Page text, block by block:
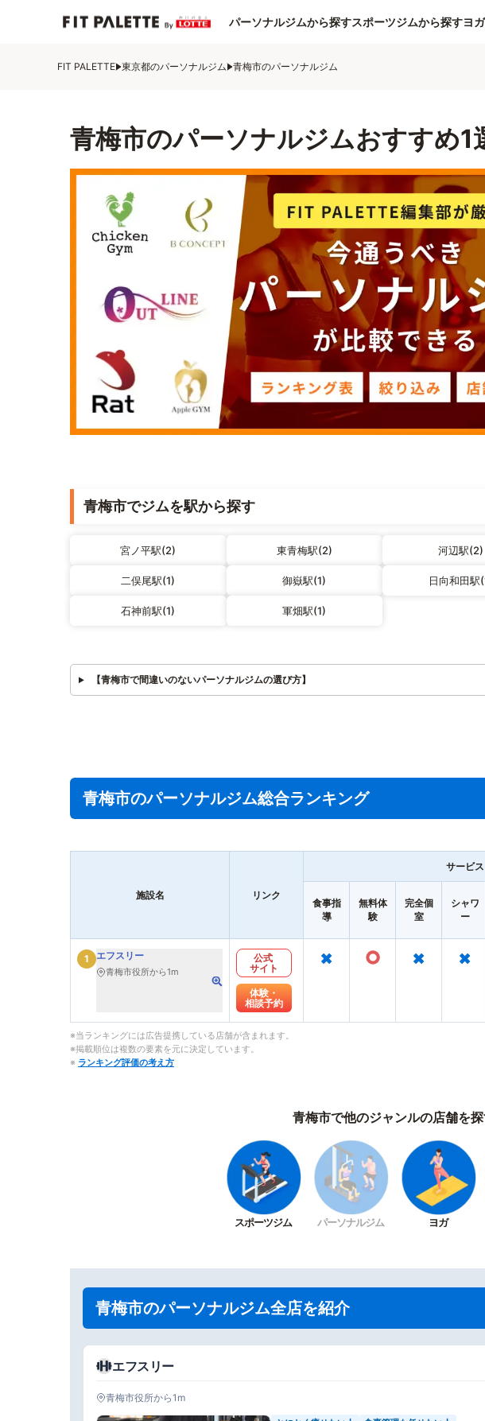
パーソナルジムから探すスポーツジムから探すヨ
FIT PALETTE 東京都のパーソナルジム 青梅市のパーソナルジム
青梅市のパーソナルジムおすすめ1
青梅市でジムを駅から探す
宮ノ平駅(2) 東青梅駅(2) 河辺駅(2)
二俣尾駅(1) 御嶽駅(1) 日向和田駅
石神前駅(1) 軍畑駅(1)
【青梅市で間違いのないパーソナルジムの選び方】
青梅市のパーソナルジム総合ランキング
施設名 リンク
サービス
食事指
導
無料体
験
完全個
室
シャワ
ー
1 エフスリー
青梅市役所から1m
公式
サイト
体験・
相談予約
× ○ × ×
※当ランキングには広告提携している店舗が含まれます。
※掲載順位は複数の要素を元に決定しています。
※ ランキング評価の考え方
青梅市で他のジャンルの店舗を
スポーツジム パーソナルジム ヨガ
青梅市のパーソナルジム全店を紹介
エフスリー
青梅市役所から1m